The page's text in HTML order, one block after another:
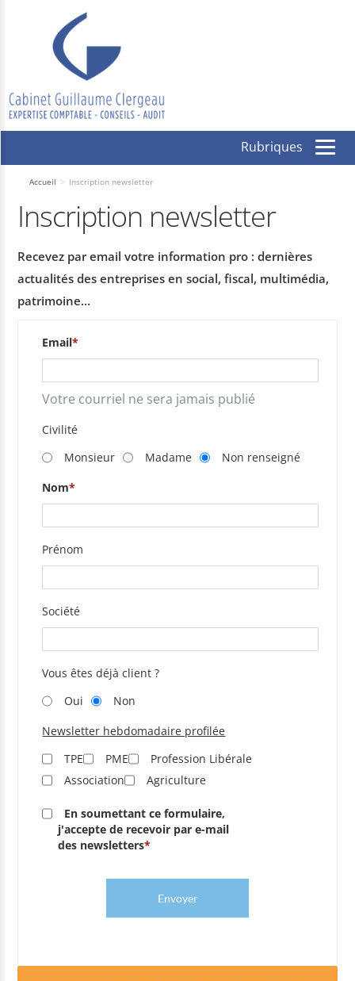
Accueil > Inscription newsletter
Inscription newsletter
Recevez par email votre information pro : dernières
actualités des entreprises en social, fiscal, multimédia,
patrimoine...
Email
Votre courriel ne sera jamais publié
Civilité
Monsieur
Madame
Non renseigné
Nom
Prénom
Société
Vous êtes déjà client ?
Oui
Non
Newsletter hebdomadaire profilée
TPE
PME
Profession Libérale
Association
Agriculture
En soumettant ce formulaire,
j'accepte de recevoir par e-mail
des newsletters
Envoyer
portez.
Afin d’être redirigé vers notre page d’accueil, veuillez
cliquer ici :Accueil
Vous pouvez égalementrevenir au formulaire